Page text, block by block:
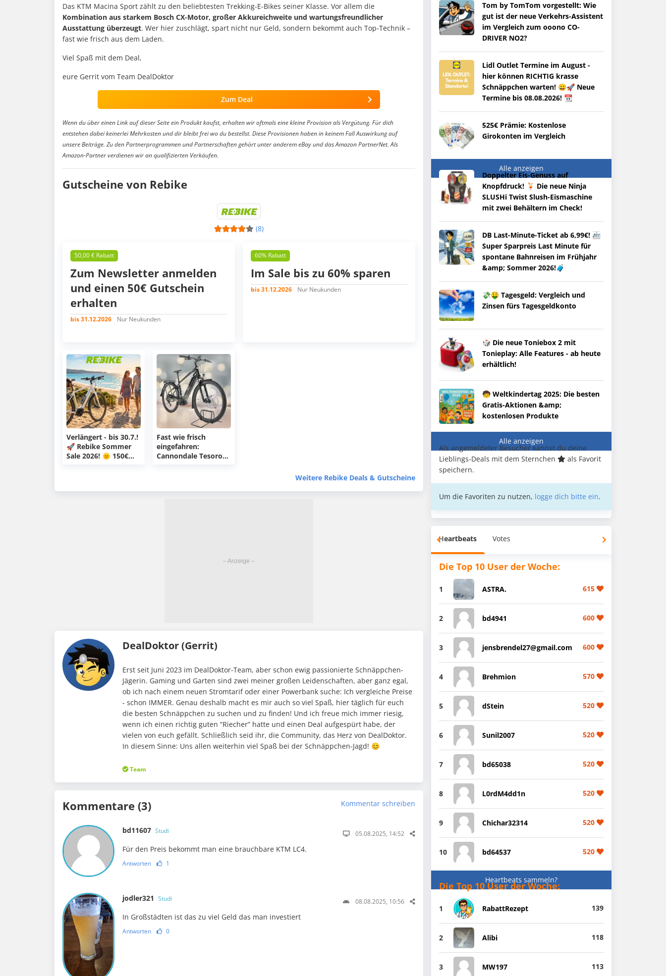
Das KTM Macina Sport zählt zu den beliebtesten Trekking-E-Bikes seiner Klasse. Vor allem die
Kombination aus starkem Bosch CX-Motor, großer Akkureichweite und wartungsfreundlicher
Ausstattung überzeugt. Wer hier zuschlägt, spart nicht nur Geld, sondern bekommt auch Top-Technik –
fast wie frisch aus dem Laden.
Viel Spaß mit dem Deal,
eure Gerrit vom Team DealDoktor
Zum Deal
Wenn du über einen Link auf dieser Seite ein Produkt kaufst, erhalten wir oftmals eine kleine Provision als Vergütung. Für dich
entstehen dabei keinerlei Mehrkosten und dir bleibt frei wo du bestellst. Diese Provisionen haben in keinem Fall Auswirkung auf
unsere Beiträge. Zu den Partnerprogrammen und Partnerschaften gehört unter anderem eBay und das Amazon PartnerNet. Als
Amazon-Partner verdienen wir an qualifizierten Verkäufen.
Gutscheine von Rebike
(8)
50,00 € Rabatt
Zum Newsletter anmelden
und einen 50€ Gutschein
erhalten
bis 31.12.2026 Nur Neukunden
60% Rabatt
Im Sale bis zu 60% sparen
bis 31.12.2026 Nur Neukunden
Verlängert - bis 30.7.!
🚀 Rebike Sommer
Sale 2026! 🌞 150€
Bikes! 🚴 Mit Marken
Fast wie frisch
eingefahren:
Cannondale Tesoro
1.708€ statt 3.050€
Weitere Rebike Deals & Gutscheine
DealDoktor (Gerrit)
Erst seit Juni 2023 im DealDoktor-Team, aber schon ewig passionierte Schnäppchen-
Jägerin. Gaming und Garten sind zwei meiner großen Leidenschaften, aber ganz egal,
ob ich nach einem neuen Stromtarif oder einer Powerbank suche: Ich vergleiche Preise
- schon IMMER. Genau deshalb macht es mir auch so viel Spaß, hier täglich für euch
die besten Schnäppchen zu suchen und zu finden! Und ich freue mich immer riesig,
wenn ich einen richtig guten “Riecher” hatte und einen Deal aufgespürt habe, der
vielen von euch gefällt. Schließlich seid ihr, die Community, das Herz von DealDoktor.
In diesem Sinne: Uns allen weiterhin viel Spaß bei der Schnäppchen-Jagd! 😊
Team
Kommentare (3) Kommentar schreiben
bd11607 Studi 05.08.2025, 14:52
Für den Preis bekommt man eine brauchbare KTM LC4.
Antworten 1
jodler321 Studi 08.08.2025, 10:56
In Großstädten ist das zu viel Geld das man investiert
Antworten 0
Tom by TomTom vorgestellt: Wie
gut ist der neue Verkehrs-Assistent
im Vergleich zum ooono CO-
DRIVER NO2?
Lidl Outlet Termine im August -
hier können RICHTIG krasse
Schnäppchen warten! 😀🚀 Neue
Termine bis 08.08.2026! 📆
525€ Prämie: Kostenlose
Girokonten im Vergleich
Alle anzeigen
Doppelter Eis-Genuss auf
Knopfdruck! 🍹 Die neue Ninja
SLUSHi Twist Slush-Eismaschine
mit zwei Behältern im Check!
DB Last-Minute-Ticket ab 6,99€! 🚈
Super Sparpreis Last Minute für
spontane Bahnreisen im Frühjahr
&amp; Sommer 2026!🧳
💸🤑 Tagesgeld: Vergleich und
Zinsen fürs Tagesgeldkonto
🎲 Die neue Toniebox 2 mit
Tonieplay: Alle Features - ab heute
erhältlich!
🧒 Weltkindertag 2025: Die besten
Gratis-Aktionen &amp;
kostenlosen Produkte
Alle anzeigen
Als angemeldeter Besucher kannst du deine
Lieblings-Deals mit dem Sternchen
als Favorit
speichern.
Um die Favoriten zu nutzen, logge dich bitte ein.
Heartbeats Votes
Die Top 10 User der Woche:
1 ASTRA. 615
2 bd4941 600
3 jensbrendel27@gmail.com 600
4 Brehmion 570
5 dStein 520
6 Sunil2007 520
7 bd65038 520
8 L0rdM4dd1n 520
9 Chichar32314 520
10 bd64537 520
Heartbeats sammeln?
Die Top 10 User der Woche:
1 RabattRezept 139
2 Alibi 118
3 MW197 113